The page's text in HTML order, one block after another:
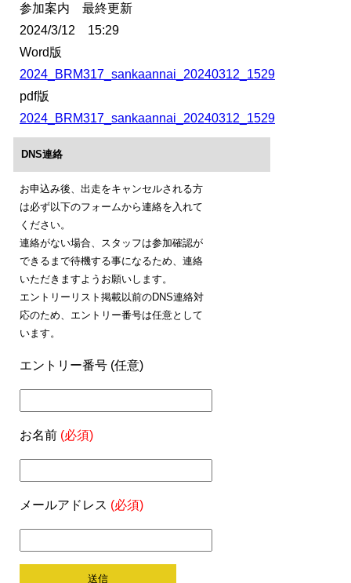
参加案内 最終更新
2024/3/12 15:29
Word版
2024_BRM317_sankaannai_20240312_1529
pdf版
2024_BRM317_sankaannai_20240312_1529
DNS連絡
お申込み後、出走をキャンセルされる方
は必ず以下のフォームから連絡を入れて
ください。
連絡がない場合、スタッフは参加確認が
できるまで待機する事になるため、連絡
いただきますようお願いします。
エントリーリスト掲載以前のDNS連絡対
応のため、エントリー番号は任意として
います。
エントリー番号 (任意)
お名前 (必須)
メールアドレス (必須)